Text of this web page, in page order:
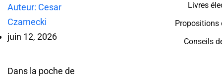
Auteur: Cesar
Czarnecki
juin 12, 2026
Dans la poche de
Livres
Propositions
Conseils